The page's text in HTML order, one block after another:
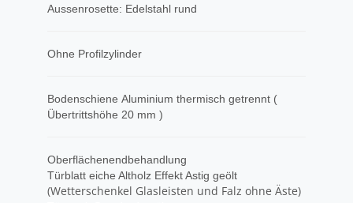
Aussenrosette: Edelstahl rund
Ohne Profilzylinder
Bodenschiene Aluminium thermisch getrennt (
Übertrittshöhe 20 mm )
Oberflächenendbehandlung
Türblatt eiche Altholz Effekt Astig geölt
(Wetterschenkel Glasleisten und Falz ohne Äste)